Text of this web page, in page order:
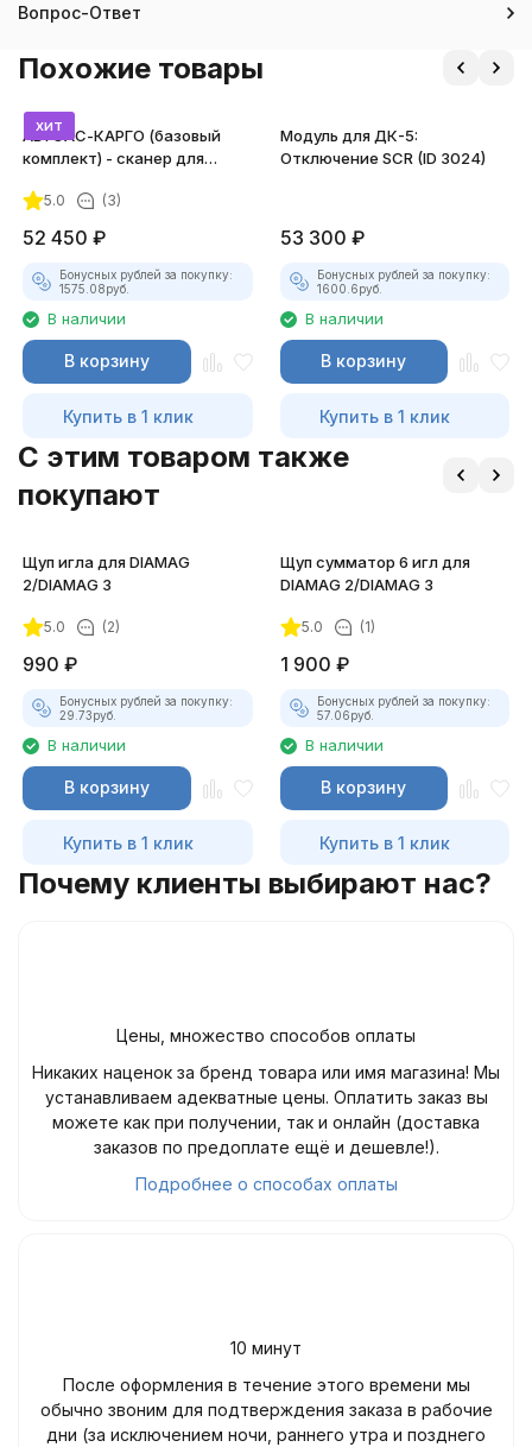
Вопрос-Ответ
Похожие товары
хит
АВТОАС-КАРГО (базовый
комплект) - сканер для
спецтехники
5.0 (3)
52 450 ₽
Бонусных рублей за покупку:
1575.08руб.
В наличии
В корзину
Купить в 1 клик
Модуль для ДК-5:
Отключение SCR (ID 3024)
53 300 ₽
Бонусных рублей за покупку:
1600.6руб.
В наличии
В корзину
Купить в 1 клик
C этим товаром также
покупают
Щуп игла для DIAMAG
2/DIAMAG 3
5.0 (2)
990 ₽
Бонусных рублей за покупку:
29.73руб.
В наличии
В корзину
Купить в 1 клик
Щуп сумматор 6 игл для
DIAMAG 2/DIAMAG 3
5.0 (1)
1 900 ₽
Бонусных рублей за покупку:
57.06руб.
В наличии
В корзину
Купить в 1 клик
Почему клиенты выбирают нас?
Цены, множество способов оплаты
Никаких наценок за бренд товара или имя магазина! Мы
устанавливаем адекватные цены. Оплатить заказ вы
можете как при получении, так и онлайн (доставка
заказов по предоплате ещё и дешевле!).
Подробнее о способах оплаты
10 минут
После оформления в течение этого времени мы
обычно звоним для подтверждения заказа в рабочие
дни (за исключением ночи, раннего утра и позднего